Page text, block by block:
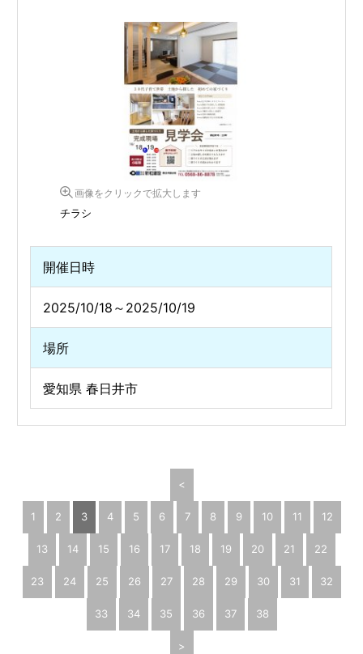
画像をクリックで拡大します
チラシ
開催日時
2025/10/18～2025/10/19
場所
愛知県 春日井市
<
1 2 3 4 5 6 7 8 9 10 11 12
13 14 15 16 17 18 19 20 21 22
23 24 25 26 27 28 29 30 31 32
33 34 35 36 37 38
>